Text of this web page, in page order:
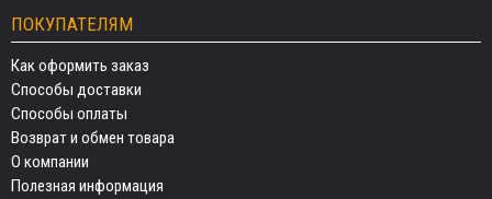
ПОКУПАТЕЛЯМ
Как оформить заказ
Способы доставки
Способы оплаты
Возврат и обмен товара
О компании
Полезная информация